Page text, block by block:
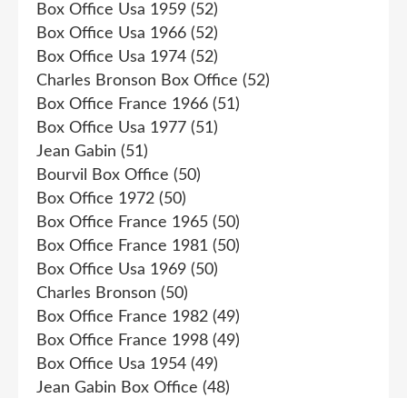
Box Office Usa 1959 (52)
Box Office Usa 1966 (52)
Box Office Usa 1974 (52)
Charles Bronson Box Office (52)
Box Office France 1966 (51)
Box Office Usa 1977 (51)
Jean Gabin (51)
Bourvil Box Office (50)
Box Office 1972 (50)
Box Office France 1965 (50)
Box Office France 1981 (50)
Box Office Usa 1969 (50)
Charles Bronson (50)
Box Office France 1982 (49)
Box Office France 1998 (49)
Box Office Usa 1954 (49)
Jean Gabin Box Office (48)